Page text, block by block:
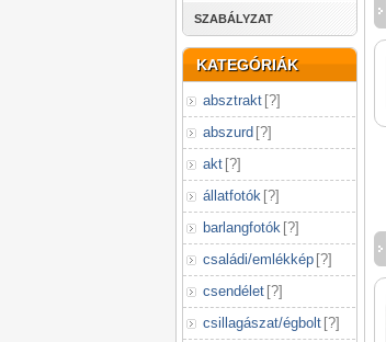
SZABÁLYZAT
KATEGÓRIÁK
absztrakt [?]
abszurd [?]
akt [?]
állatfotók [?]
barlangfotók [?]
családi/emlékkép [?]
csendélet [?]
csillagászat/égbolt [?]